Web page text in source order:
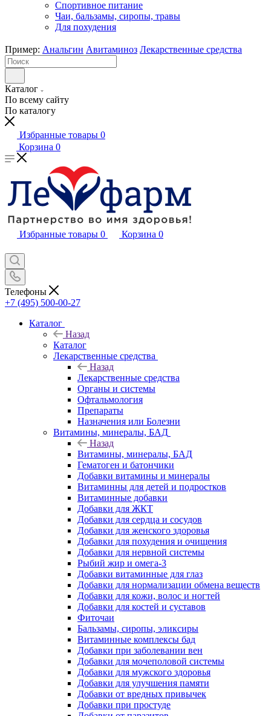
Спортивное питание
Чаи, бальзамы, сиропы, травы
Для похудения
Пример: Анальгин Авитаминоз Лекарственные средства
Каталог
По всему сайту
По каталогу
Избранные товары 0
Корзина 0
Избранные товары 0 Корзина 0
Телефоны
+7 (495) 500-00-27
Каталог
Назад
Каталог
Лекарственные средства
Назад
Лекарственные средства
Органы и системы
Офтальмология
Препараты
Назначения или Болезни
Витамины, минералы, БАД
Назад
Витамины, минералы, БАД
Гематоген и батончики
Добавки витамины и минералы
Витаминны для детей и подростков
Витаминные добавки
Добавки для ЖКТ
Добавки для сердца и сосудов
Добавки для женского здоровья
Добавки для похудения и очищения
Добавки для нервной системы
Рыбий жир и омега-3
Добавки витаминные для глаз
Добавки для нормализации обмена веществ
Добавки для кожи, волос и ногтей
Добавки для костей и суставов
Фиточаи
Бальзамы, сиропы, эликсиры
Витаминные комплексы бад
Добавки при заболевании вен
Добавки для мочеполовой системы
Добавки для мужского здоровья
Добавки для улучшения памяти
Добавки от вредных привычек
Добавки при простуде